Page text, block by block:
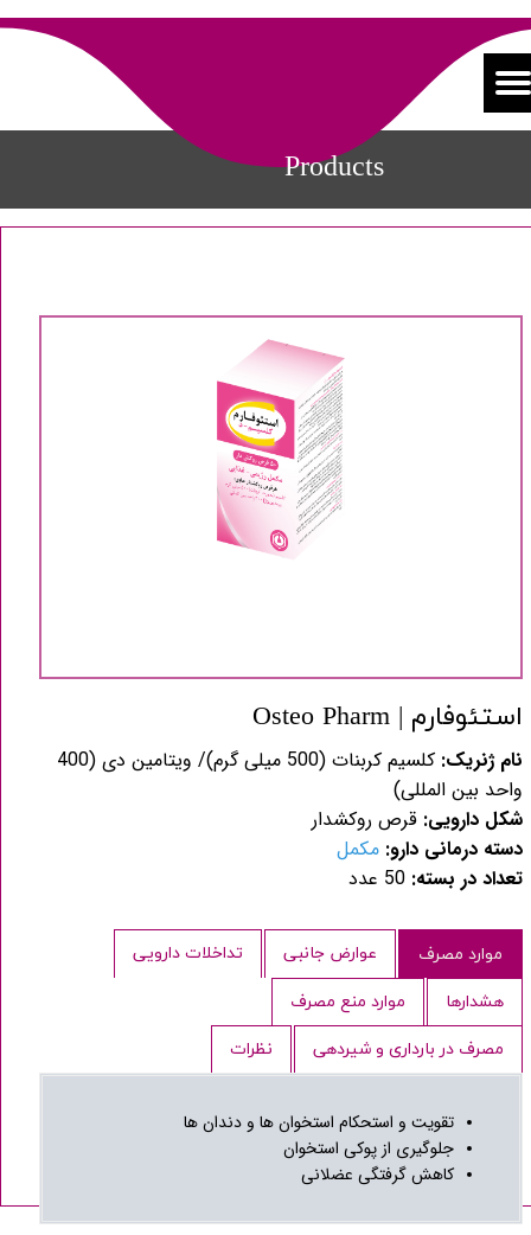
Products
استئوفارم | Osteo Pharm
نام ژنریک:
کلسیم کربنات (500 میلی گرم)/ ویتامین دی (400
واحد بین المللی)
شکل دارویی: قرص روکشدار
دسته درمانی دارو: مکمل
تعداد در بسته:
موارد مصرف عوارض جانبی تداخلات دارویی
هشدارها موارد منع مصرف
مصرف در بارداری و شیردهی نظرات
تقویت و استحکام استخوان ها و دندان ها
جلوگیری از پوکی استخوان
کاهش گرفتگی عضلانی